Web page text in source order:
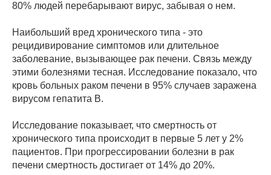
80% людей перебарывают вирус, забывая о нем.
Наибольший вред хронического типа - это
рецидивирование симптомов или длительное
заболевание, вызывающее рак печени. Связь между
этими болезнями тесная. Исследование показало, что
кровь больных раком печени в 95% случаев заражена
вирусом гепатита В.
Исследование показывает, что смертность от
хронического типа происходит в первые 5 лет у 2%
пациентов. При прогрессировании болезни в рак
печени смертность достигает от 14% до 20%.